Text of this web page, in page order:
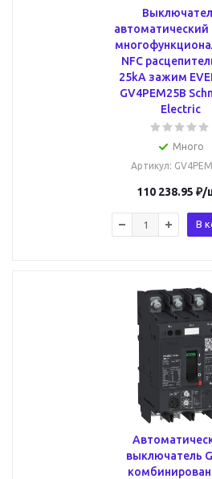
автоматический
NFC
25kA зажим
GV4PEM25B
Electric
Много
Артикул:
110 238.95 ₽/
В
выключатель